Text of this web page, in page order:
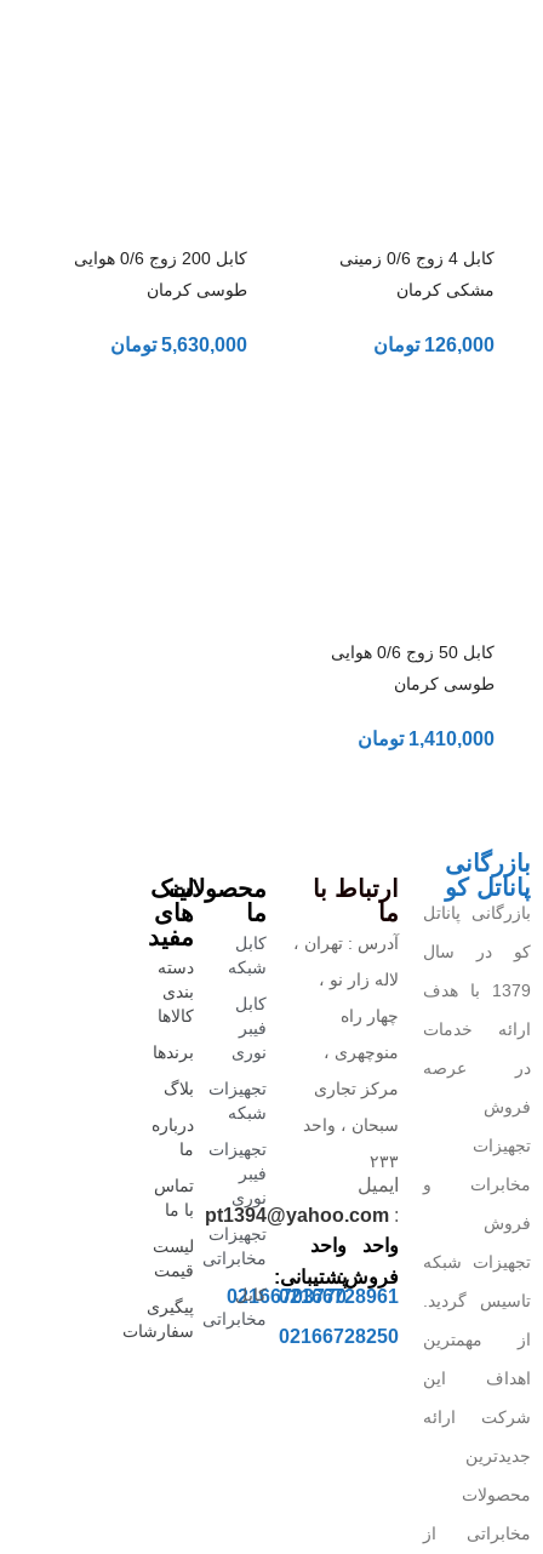
کابل 4 زوج 0/6 زمینی
مشکی کرمان
126,000 تومان
کابل 200 زوج 0/6 هوایی
طوسی کرمان
5,630,000 تومان
کابل 50 زوج 0/6 هوایی
طوسی کرمان
1,410,000 تومان
بازرگانی
پاناتل کو
بازرگانی پاناتل
کو در سال
1379 با هدف
ارائه خدمات
در عرصه
فروش
تجهیزات
مخابرات و
فروش
تجهیزات شبکه
تاسیس گردید.
از مهمترین
اهداف این
شرکت ارائه
جدیدترین
محصولات
مخابراتی از
ارتباط با
ما
آدرس : تهران ،
لاله زار نو ،
چهار راه
منوچهری ،
مرکز تجاری
سبحان ، واحد
۲۳۳
ایمیل
:
pt1394@yahoo.com
واحد
فروش:
02166728961
02166728250
واحد
پشتیبانی:
02166703770
محصولات
ما
کابل
شبکه
کابل
فیبر
نوری
تجهیزات
شبکه
تجهیزات
فیبر
نوری
تجهیزات
مخابراتی
کابل
مخابراتی
لینک
های
مفید
دسته
بندی
کالاها
برندها
بلاگ
درباره
ما
تماس
با ما
لیست
قیمت
پیگیری
سفارشات